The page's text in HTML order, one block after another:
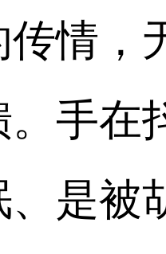
情，
手在
、是被